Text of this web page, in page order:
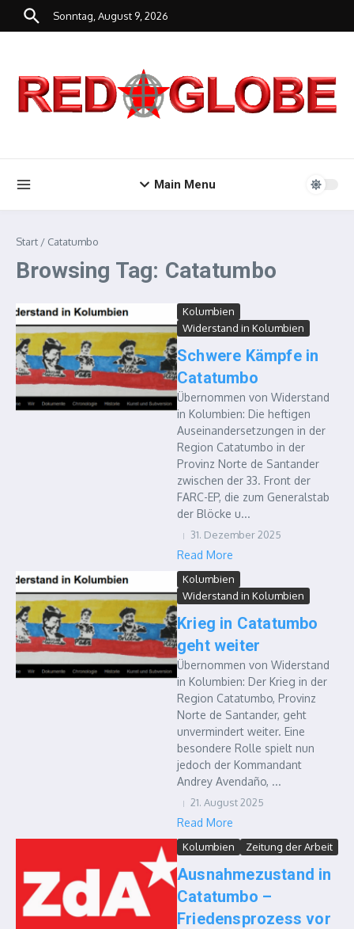
Zum Inhalt springen
Sonntag, August 9, 2026
Main Menu
Start / Catatumbo
Browsing Tag: Catatumbo
Kolumbien
Widerstand in Kolumbien
Schwere Kämpfe in
Catatumbo
Übernommen von Widerstand
in Kolumbien: Die heftigen
Auseinandersetzungen in der
Region Catatumbo in der
Provinz Norte de Santander
zwischen der 33. Front der
FARC-EP, die zum Generalstab
der Blöcke u...
31. Dezember 2025
Read More
Kolumbien
Widerstand in Kolumbien
Krieg in Catatumbo
geht weiter
Übernommen von Widerstand
in Kolumbien: Der Krieg in der
Region Catatumbo, Provinz
Norte de Santander, geht
unvermindert weiter. Eine
besondere Rolle spielt nun
jedoch der Kommandant
Andrey Avendaño, ...
21. August 2025
Read More
Kolumbien Zeitung der Arbeit
Ausnahmezustand in
Catatumbo –
Friedensprozess vor